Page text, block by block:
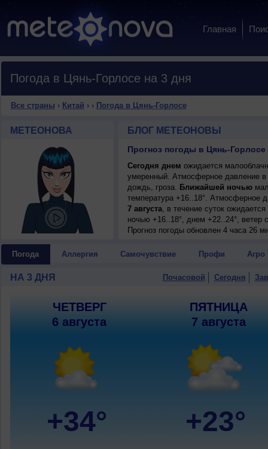
Главная
Погода в Цянь-Горлосе на 3 дня
Все страны › Китай › › Погода в Цянь-Горлосе
МЕТЕОНОВА БЛОГ МЕТЕОНОВЫ
Прогноз погоды в Цянь-Горлосе
Сегодня днем ожидается
умеренный. Атмосферное давление
дождь, гроза. Ближайшей ночью
температура +16..18°. Атмосферное
7 августа, в течение суток
ночью +16..18°, днем +22..24°,
Прогноз погоды обновлен 4 часа 26
Погода Аллергия Самочувствие Профи Агро
НА 3 ДНЯ Почасовой Сегодня
ЧЕТВЕРГ
6 августа
+34°
ПЯТНИЦА
7 августа
+23°